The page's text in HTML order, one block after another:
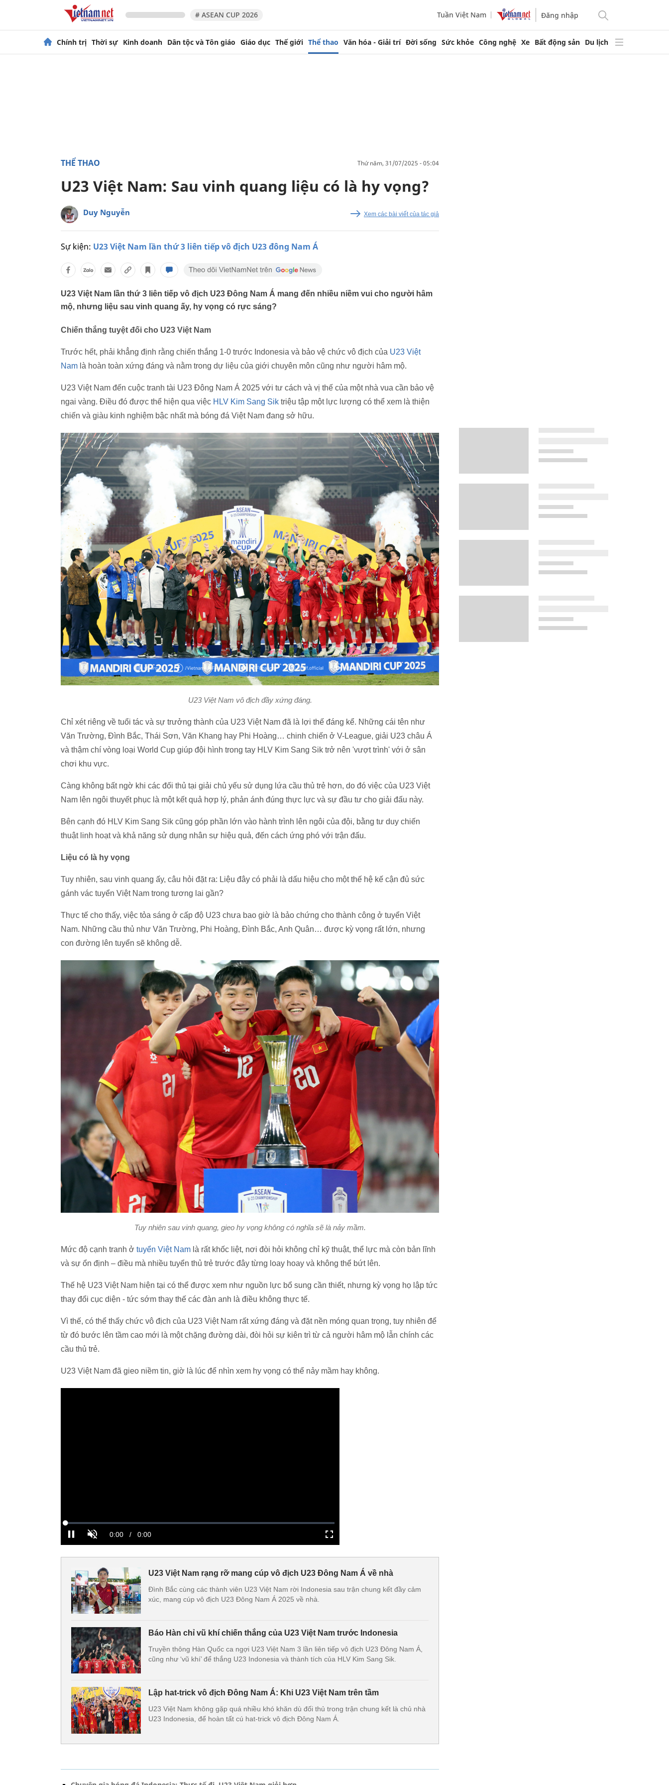
# ASEAN CUP 2026 Tuần Việt Nam Đăng nhập
Chính trị Thời sự Kinh doanh Dân tộc và Tôn giáo Giáo dục Thế giới Thể thao Văn hóa - Giải trí Đời sống Sức khỏe Công nghệ Xe Bất động sản Du lịch
THỂ THAO thứ năm, 31/07/2025 - 05:04
U23 Việt Nam: Sau vinh quang liệu có là hy vọng?
Duy Nguyễn Xem các bài viết của tác giả
Sự kiện: U23 Việt Nam lần thứ 3 liên tiếp vô địch U23 đông Nam Á
U23 Việt Nam lần thứ 3 liên tiếp vô địch U23 Đông Nam Á mang đến nhiều niềm vui cho người hâm
mộ, nhưng liệu sau vinh quang ấy, hy vọng có rực sáng?
Chiến thắng tuyệt đối cho U23 Việt Nam
Trước hết, phải khẳng định rằng chiến thắng 1-0 trước Indonesia và bảo vệ chức vô địch của U23 Việt
Nam là hoàn toàn xứng đáng và nằm trong dự liệu của giới chuyên môn cũng như người hâm mộ.
U23 Việt Nam đến cuộc tranh tài U23 Đông Nam Á 2025 với tư cách và vị thế của một nhà vua cần bảo vệ
ngai vàng. Điều đó được thể hiện qua việc HLV Kim Sang Sik triệu tập một lực lượng có thể xem là thiện
chiến và giàu kinh nghiệm bậc nhất mà bóng đá Việt Nam đang sở hữu.
U23 Việt Nam vô địch đầy xứng đáng.
Chỉ xét riêng về tuổi tác và sự trưởng thành của U23 Việt Nam đã là lợi thế đáng kể. Những cái tên như
Văn Trường, Đình Bắc, Thái Sơn, Văn Khang hay Phi Hoàng… chinh chiến ở V-League, giải U23 châu Á
và thậm chí vòng loại World Cup giúp đội hình trong tay HLV Kim Sang Sik trở nên 'vượt trình' với ở sân
chơi khu vực.
Càng không bất ngờ khi các đối thủ tại giải chủ yếu sử dụng lứa cầu thủ trẻ hơn, do đó việc của U23 Việt
Nam lên ngôi thuyết phục là một kết quả hợp lý, phản ánh đúng thực lực và sự đầu tư cho giải đấu này.
Bên cạnh đó HLV Kim Sang Sik cũng góp phần lớn vào hành trình lên ngôi của đội, bằng tư duy chiến
thuật linh hoạt và khả năng sử dụng nhân sự hiệu quả, đến cách ứng phó với trận đấu.
Liệu có là hy vọng
Tuy nhiên, sau vinh quang ấy, câu hỏi đặt ra: Liệu đây có phải là dấu hiệu cho một thế hệ kế cận đủ sức
gánh vác tuyển Việt Nam trong tương lai gần?
Thực tế cho thấy, việc tỏa sáng ở cấp độ U23 chưa bao giờ là bảo chứng cho thành công ở tuyển Việt
Nam. Những cầu thủ như Văn Trường, Phi Hoàng, Đình Bắc, Anh Quân… được kỳ vọng rất lớn, nhưng
con đường lên tuyển sẽ không dễ.
Tuy nhiên sau vinh quang, gieo hy vọng không có nghĩa sẽ là nảy mầm.
Mức độ cạnh tranh ở tuyển Việt Nam là rất khốc liệt, nơi đòi hỏi không chỉ kỹ thuật, thể lực mà còn bản lĩnh
và sự ổn định – điều mà nhiều tuyển thủ trẻ trước đây từng loay hoay và không thể bứt lên.
Thế hệ U23 Việt Nam hiện tại có thể được xem như nguồn lực bổ sung cần thiết, nhưng kỳ vọng họ lập tức
thay đổi cục diện - tức sớm thay thế các đàn anh là điều không thực tế.
Vì thế, có thể thấy chức vô địch của U23 Việt Nam rất xứng đáng và đặt nền móng quan trọng, tuy nhiên để
từ đó bước lên tầm cao mới là một chặng đường dài, đòi hỏi sự kiên trì từ cả người hâm mộ lẫn chính các
cầu thủ trẻ.
U23 Việt Nam đã gieo niềm tin, giờ là lúc để nhìn xem hy vọng có thể nảy mầm hay không.
U23 Việt Nam rạng rỡ mang cúp vô địch U23 Đông Nam Á về nhà
Đình Bắc cùng các thành viên U23 Việt Nam rời Indonesia sau trận chung kết đầy cảm
xúc, mang cúp vô địch U23 Đông Nam Á 2025 về nhà.
Báo Hàn chỉ vũ khí chiến thắng của U23 Việt Nam trước Indonesia
Truyền thông Hàn Quốc ca ngợi U23 Việt Nam 3 lần liên tiếp vô địch U23 Đông Nam Á,
cũng như ‘vũ khí’ để thắng U23 Indonesia và thành tích của HLV Kim Sang Sik.
Lập hat-trick vô địch Đông Nam Á: Khi U23 Việt Nam trên tầm
U23 Việt Nam không gặp quá nhiều khó khăn dù đối thủ trong trận chung kết là chủ nhà
U23 Indonesia, để hoàn tất cú hat-trick vô địch Đông Nam Á.